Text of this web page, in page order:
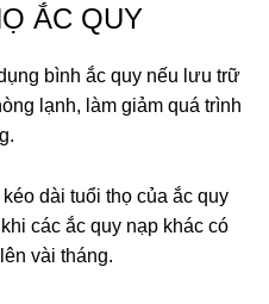
ẮC QUY
bình ắc quy nếu lưu trữ
lạnh, làm giảm quá trình
dài tuổi thọ của ắc quy
các ắc quy nạp khác có
vài tháng.